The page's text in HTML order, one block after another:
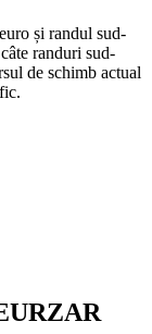
și randul sud-
randuri sud-
de schimb actual